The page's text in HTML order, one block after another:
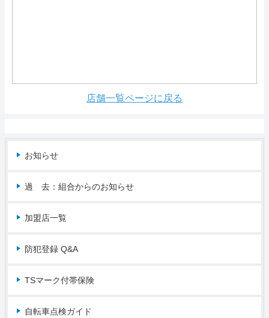
店舗一覧ページに戻る
お知らせ
過 去：組合からのお知らせ
加盟店一覧
防犯登録 Q&A
TSマーク付帯保険
自転車点検ガイド